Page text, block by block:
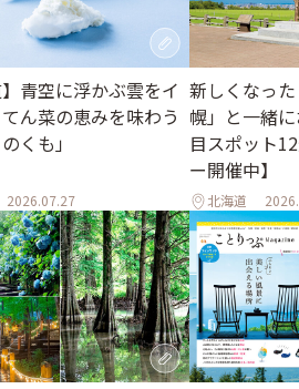
】青空に浮かぶ雲をイ
ん菜の恵みを味わう
くも」
2026.07.27
新しくなっ
幌」と一緒
目スポット
ー開催中】
北海道